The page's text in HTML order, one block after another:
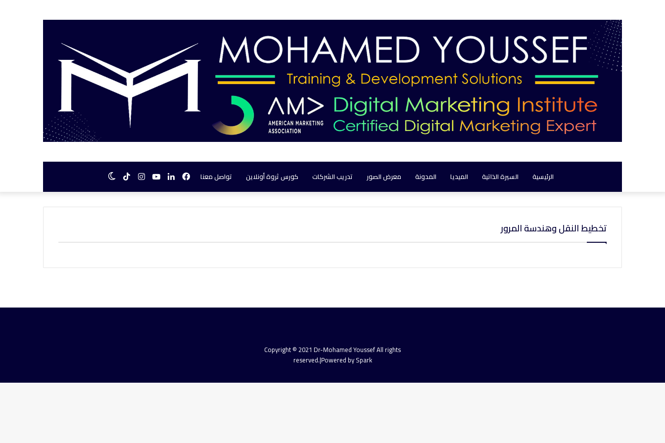
الرئيسية السيرة الذاتية الميديا المدونة معرض الصور تدريب الشركات كورس ثروة أونلاين تواصل معنا
المظلم
TikTok
انستقرام يوتيوب لينكدإنفيسبوك
تخطيط النقل وهندسة المرور
Copyright © 2021 Dr-Mohamed Youssef All rights
reserved.|Powered by Spark